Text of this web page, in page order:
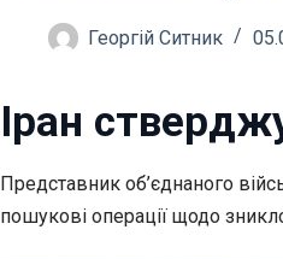
Георгій Ситник
Іран
Представник об’єднаного
пошукові операції щодо